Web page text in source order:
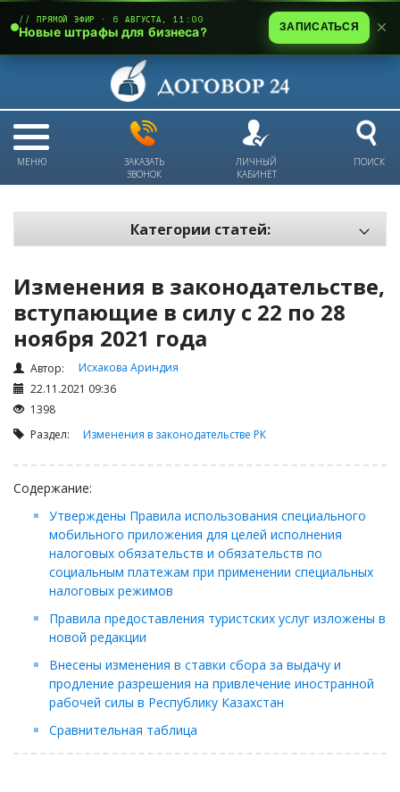
МЕНЮ
ЗАКАЗАТЬ
ЗВОНОК
ЛИЧНЫЙ
КАБИНЕТ
ПОИСК
Категории статей:
Электронный документооборот и цифровая подпись
Трудовые отношения
Техника безопасности и охрана труда
Изменения в законодательстве РК
Займы
Сбор долгов
Проверка государственных органов
Интернет и право
Корпоративные отношения
Государственные закупки
Заключение, изменение и расторжение договоров
Налоги и налогообложение
Новости сервиса
Архив
Изменения в законодательстве,
вступающие в силу с 22 по 28
ноября 2021 года
Автор:
Исхакова Ариндия
22.11.2021 09:36
1398
Раздел: Изменения в законодательстве РК
Содержание:
Утверждены Правила использования специального
мобильного приложения для целей исполнения
налоговых обязательств и обязательств по
социальным платежам при применении специальных
налоговых режимов
Правила предоставления туристских услуг изложены в
новой редакции
Внесены изменения в ставки сбора за выдачу и
продление разрешения на привлечение иностранной
рабочей силы в Республику Казахстан
Сравнительная таблица
// ПРЯМОЙ ЭФИР · 6 АВГУСТА, 11:00
Новые штрафы для бизнеса? ЗАПИСАТЬСЯ